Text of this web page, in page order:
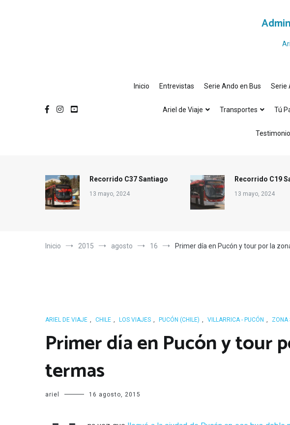
Inicio Entrevistas Serie Ando en Bus Serie
Ariel de Viaje Transportes Tú
Recorrido C37 Santiago
13 mayo, 2024
Recorrido C19
13 mayo, 2024
Inicio 2015 agosto 16 Primer día en Pucón y tour por la
ARIEL DE VIAJE , CHILE , LOS VIAJES , PUCÓN (CHILE) , VILLARRICA - PUCÓN , ZONA
Primer día en Pucón y tour
termas
ariel 16 agosto, 2015